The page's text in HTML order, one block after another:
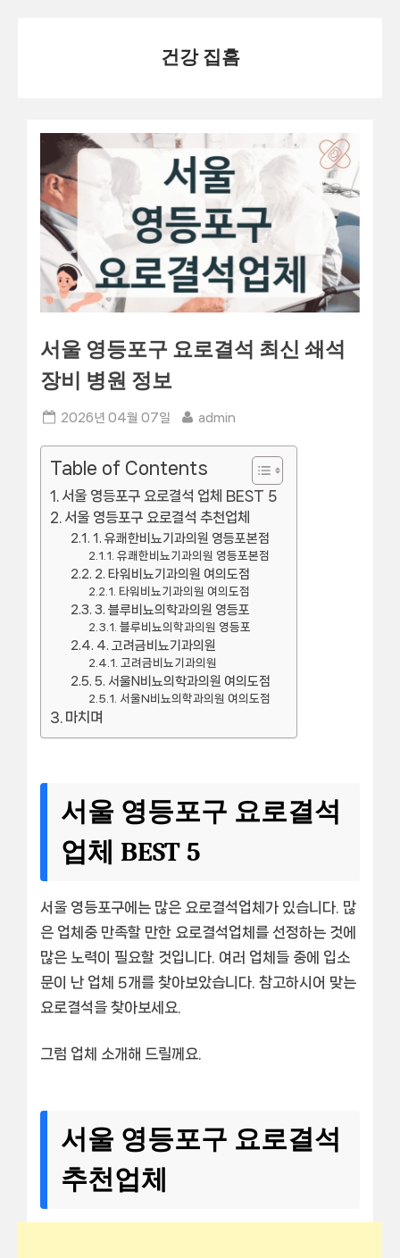
건강 집홈
서울 영등포구 요로결석 최신 쇄석
장비 병원 정보
Posted
2026년 04월 07일 By
admin
Table of Contents
서울 영등포구 요로결석 업체 BEST 5
서울 영등포구 요로결석 추천업체
1. 유쾌한비뇨기과의원 영등포본점
유쾌한비뇨기과의원 영등포본점
2. 타워비뇨기과의원 여의도점
타워비뇨기과의원 여의도점
3. 블루비뇨의학과의원 영등포
블루비뇨의학과의원 영등포
4. 고려금비뇨기과의원
고려금비뇨기과의원
5. 서울N비뇨의학과의원 여의도점
서울N비뇨의학과의원 여의도점
마치며
서울 영등포구 요로결석
업체 BEST 5
서울 영등포구에는 많은 요로결석업체가 있습니다. 많
은 업체중 만족할 만한 요로결석업체를 선정하는 것에
많은 노력이 필요할 것입니다. 여러 업체들 중에 입소
문이 난 업체 5개를 찾아보았습니다. 참고하시어 맞는
요로결석을 찾아보세요.
그럼 업체 소개해 드릴께요.
서울 영등포구 요로결석
추천업체